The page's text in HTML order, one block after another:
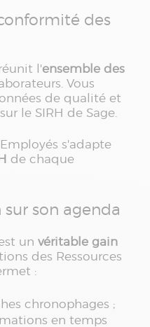
des
l'ensemble des
Vous
de qualité et
le SIRH de Sage.
s'adapte
de chaque
son agenda
un véritable gain
des Ressources
:
chronophages ;
en temps